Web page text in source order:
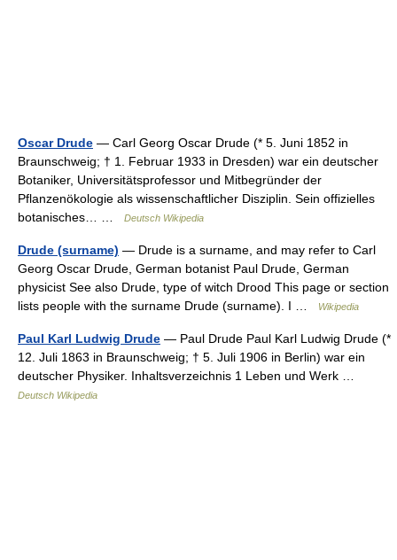
Oscar Drude — Carl Georg Oscar Drude (* 5. Juni 1852 in
Braunschweig; † 1. Februar 1933 in Dresden) war ein deutscher
Botaniker, Universitätsprofessor und Mitbegründer der
Pflanzenökologie als wissenschaftlicher Disziplin. Sein offizielles
botanisches… …
Deutsch Wikipedia
Drude (surname) — Drude is a surname, and may refer to Carl
Georg Oscar Drude, German botanist Paul Drude, German
physicist See also Drude, type of witch Drood This page or section
lists people with the surname Drude (surname). I …
Wikipedia
Paul Karl Ludwig Drude — Paul Drude Paul Karl Ludwig Drude (*
12. Juli 1863 in Braunschweig; † 5. Juli 1906 in Berlin) war ein
deutscher Physiker. Inhaltsverzeichnis 1 Leben und Werk …
Deutsch Wikipedia